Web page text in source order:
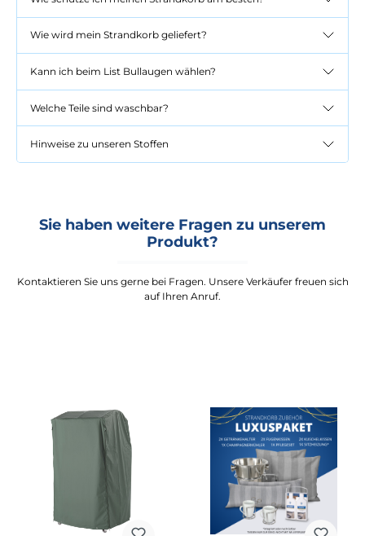
Wie wird mein Strandkorb geliefert?
Kann ich beim List Bullaugen wählen?
Welche Teile sind waschbar?
Hinweise zu unseren Stoffen
Sie haben weitere Fragen zu unserem
Produkt?
Kontaktieren Sie uns gerne bei Fragen. Unsere Verkäufer freuen sich
auf Ihren Anruf.